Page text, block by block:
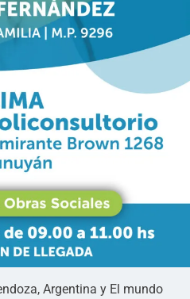
Argentina y El mundo